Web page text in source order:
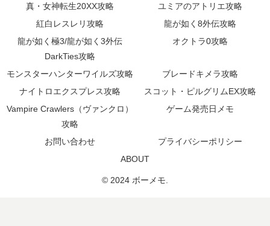
真・女神転生20XX攻略
ユミアのアトリエ攻略
紅白レスレリ攻略
龍が如く8外伝攻略
龍が如く極3/龍が如く3外伝
DarkTies攻略
オクトラ0攻略
モンスターハンターワイルズ攻略
ブレードキメラ攻略
ナイトロエクスプレス攻略
スコット・ピルグリムEX攻略
Vampire Crawlers（ヴァンクロ）
攻略
ゲーム発売日メモ
お問い合わせ
プライバシーポリシー
ABOUT
© 2024 ボーメモ.